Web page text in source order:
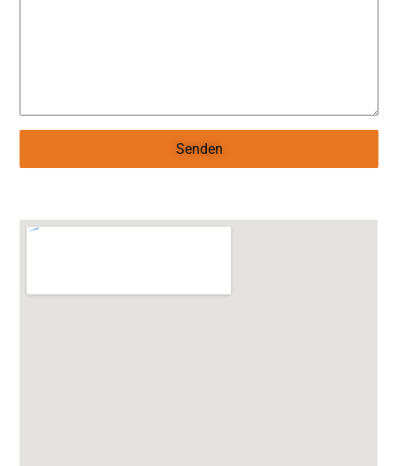
Senden